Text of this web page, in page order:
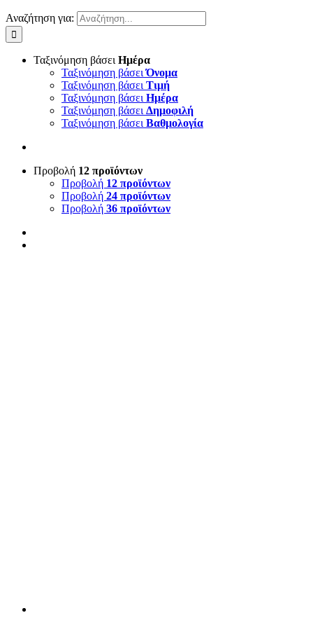
Αναζήτηση για:
Ταξινόμηση βάσει Ημέρα
Ταξινόμηση βάσειΌνομα
Ταξινόμηση βάσει Τιμή
Ταξινόμηση βάσει Ημέρα
Ταξινόμηση βάσει Δημοφιλή
Ταξινόμηση βάσει Βαθμολογία
Προβολή 12 προϊόντων
Προβολή 12 προϊόντων
Προβολή 24 προϊόντων
Προβολή 36 προϊόντων